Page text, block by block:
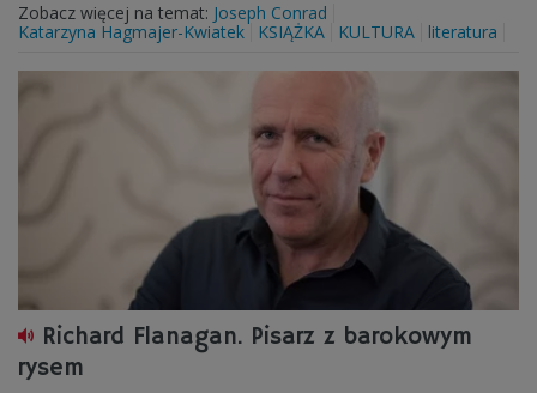
Zobacz więcej na temat: Joseph Conrad
Katarzyna Hagmajer-Kwiatek
KSIĄŻKA KULTURA literatura
Richard Flanagan. Pisarz z barokowym
rysem